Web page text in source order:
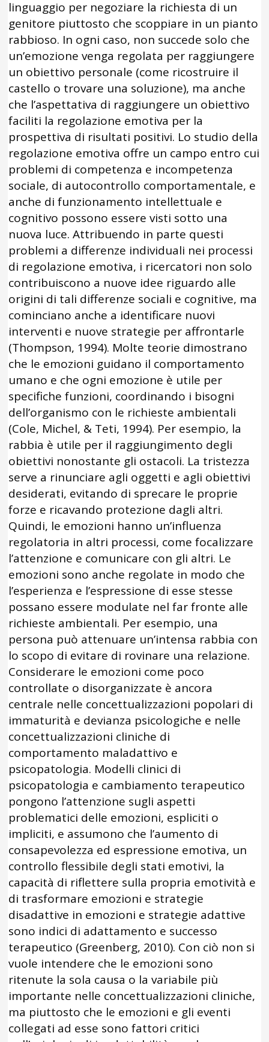
linguaggio per negoziare la richiesta di un
genitore piuttosto che scoppiare in un pianto
rabbioso. In ogni caso, non succede solo che
un’emozione venga regolata per raggiungere
un obiettivo personale (come ricostruire il
castello o trovare una soluzione), ma anche
che l’aspettativa di raggiungere un obiettivo
faciliti la regolazione emotiva per la
prospettiva di risultati positivi. Lo studio della
regolazione emotiva offre un campo entro cui
problemi di competenza e incompetenza
sociale, di autocontrollo comportamentale, e
anche di funzionamento intellettuale e
cognitivo possono essere visti sotto una
nuova luce. Attribuendo in parte questi
problemi a differenze individuali nei processi
di regolazione emotiva, i ricercatori non solo
contribuiscono a nuove idee riguardo alle
origini di tali differenze sociali e cognitive, ma
cominciano anche a identificare nuovi
interventi e nuove strategie per affrontarle
(Thompson, 1994). Molte teorie dimostrano
che le emozioni guidano il comportamento
umano e che ogni emozione è utile per
specifiche funzioni, coordinando i bisogni
dell’organismo con le richieste ambientali
(Cole, Michel, & Teti, 1994). Per esempio, la
rabbia è utile per il raggiungimento degli
obiettivi nonostante gli ostacoli. La tristezza
serve a rinunciare agli oggetti e agli obiettivi
desiderati, evitando di sprecare le proprie
forze e ricavando protezione dagli altri.
Quindi, le emozioni hanno un’influenza
regolatoria in altri processi, come focalizzare
l’attenzione e comunicare con gli altri. Le
emozioni sono anche regolate in modo che
l’esperienza e l’espressione di esse stesse
possano essere modulate nel far fronte alle
richieste ambientali. Per esempio, una
persona può attenuare un’intensa rabbia con
lo scopo di evitare di rovinare una relazione.
Considerare le emozioni come poco
controllate o disorganizzate è ancora
centrale nelle concettualizzazioni popolari di
immaturità e devianza psicologiche e nelle
concettualizzazioni cliniche di
comportamento maladattivo e
psicopatologia. Modelli clinici di
psicopatologia e cambiamento terapeutico
pongono l’attenzione sugli aspetti
problematici delle emozioni, espliciti o
impliciti, e assumono che l’aumento di
consapevolezza ed espressione emotiva, un
controllo flessibile degli stati emotivi, la
capacità di riflettere sulla propria emotività e
di trasformare emozioni e strategie
disadattive in emozioni e strategie adattive
sono indici di adattamento e successo
terapeutico (Greenberg, 2010). Con ciò non si
vuole intendere che le emozioni sono
ritenute la sola causa o la variabile più
importante nelle concettualizzazioni cliniche,
ma piuttosto che le emozioni e gli eventi
collegati ad esse sono fattori critici